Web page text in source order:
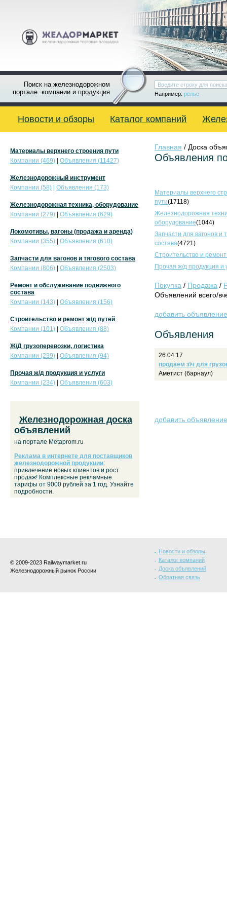
Поиск на железнодорожном
портале: компании и продукция
Например: рельс
Новости и обзоры Каталог компаний
Главная / Доска
Объявления
Материалы верхнего
пути(17118)
Железнодорожная
оборудование(1044)
Запчасти для вагонов и
состава(4721)
Строительство и
Прочая ж/д продукция и
Покупка / Продажа /
Объявлений всего/
добавить объявление
Объявления
26.04.17
продаем з\ч для
Аметист (барнаул)
добавить объявление
Материалы верхнего строения пути
Компании (469)
Объявления (11427)
Железнодорожный инструмент
Компании (58)
Объявления (173)
Железнодорожная техника, оборудование
Компании (279)
Объявления (629)
Локомотивы, вагоны (продажа и аренда)
Компании (355)
Объявления (610)
Запчасти для вагонов и тягового состава
Компании (806)
Объявления (2503)
Ремонт и обслуживание подвижного
состава
Компании (143)
Объявления (156)
Строительство и ремонт ж/д путей
Компании (101)
Объявления (88)
Ж/Д грузоперевозки, логистика
Компании (239)
Объявления (94)
Прочая ж/д продукция и услуги
Компании (234)
Объявления (603)
Железнодорожная доска
объявлений
на портале Metaprom.ru
Реклама в интернете для поставщиков
железнодорожной продукции:
привлечение новых клиентов и рост
продаж! Комплексные рекламные
тарифы от 9000 рублей за 1 год. Узнайте
подробности.
© 2009-2023 Railwaymarket.ru
Железнодорожный рынок России
Новости и обзоры
Каталог компаний
Доска объявлений
Обратная связь